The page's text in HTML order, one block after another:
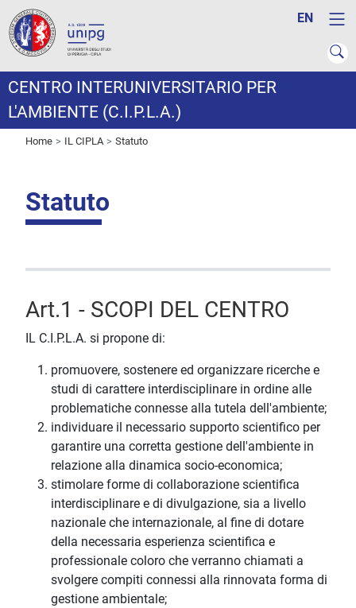
EN
CENTRO INTERUNIVERSITARIO PER
L'AMBIENTE (C.I.P.L.A.)
Home IL CIPLA Statuto
Statuto
Art.1 - SCOPI DEL CENTRO
IL C.I.P.L.A. si propone di:
promuovere, sostenere ed organizzare ricerche e
studi di carattere interdisciplinare in ordine alle
problematiche connesse alla tutela dell'ambiente;
individuare il necessario supporto scientifico per
garantire una corretta gestione dell'ambiente in
relazione alla dinamica socio-economica;
stimolare forme di collaborazione scientifica
interdisciplinare e di divulgazione, sia a livello
nazionale che internazionale, al fine di dotare
della necessaria esperienza scientifica e
professionale coloro che verranno chiamati a
svolgere compiti connessi alla rinnovata forma di
gestione ambientale;